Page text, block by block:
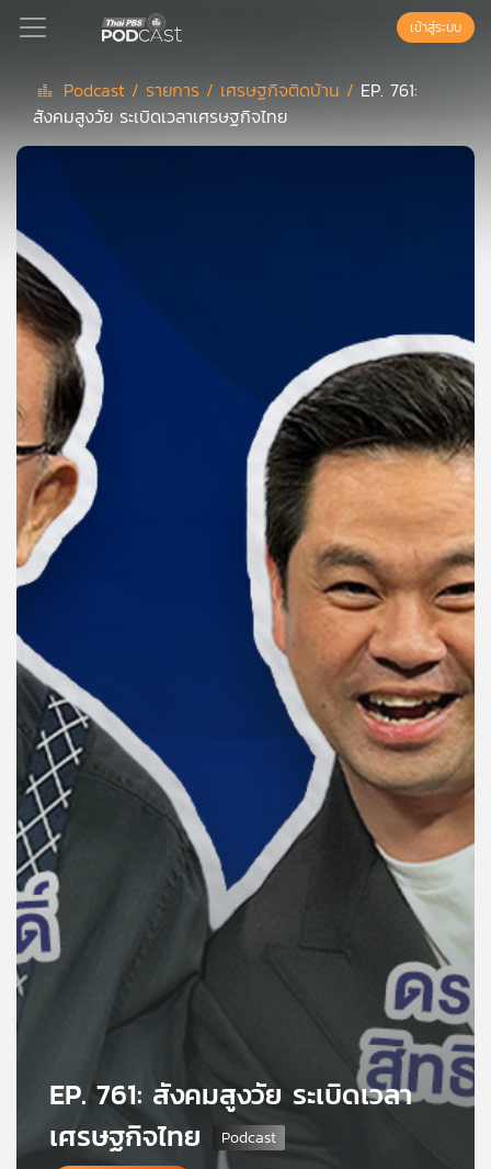
Podcast
ย์
ลิ
สต์
แนะนำ
เพล
ย์
ลิ
สต์
ของ
คุณ
เพลง
บทความ
ข่าว
และ
กิจกรรม
เกี่ยว
กับ
เรา
เอส
เข้าสู่ระบบ
Podcast / รายการ / เศรษฐกิจติดบ้าน / EP. 761:
สังคมสูงวัย ระเบิดเวลาเศรษฐกิจไทย
EP. 761: สังคมสูงวัย ระเบิดเวลา
เศรษฐกิจไทย